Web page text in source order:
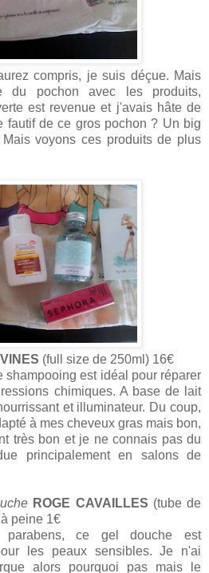
compris, je suis déçue. Mais
pochon avec les produits,
est revenue et j'avais hâte de
fautif de ce gros pochon ? Un big
voyons ces produits de plus
(full size de 250ml) 16€
shampooing est idéal pour réparer
chimiques. A base de lait
et illuminateur. Du coup,
à mes cheveux gras mais bon,
très bon et je ne connais pas du
principalement en salons de
ROGE CAVAILLES (tube de
peine 1€
ce gel douche est
les peaux sensibles. Je n'ai
alors pourquoi pas mais le